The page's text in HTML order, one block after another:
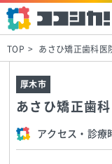
TOP あさひ矯正歯科医
あさひ矯正歯
厚木市
アクセス・診療